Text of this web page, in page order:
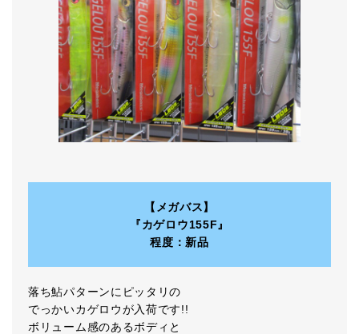
【メガバス】
『カゲロウ155F』
程度：新品
落ち鮎パターンにピッタリの
でっかいカゲロウが入荷です!!
ボリューム感のあるボディと